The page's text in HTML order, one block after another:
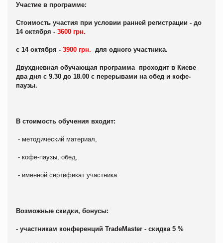
Участие в программе:
Стоимость участия при условии ранней регистрации - до
14 октября - 3600 грн.
с 14 октября - 3900 грн. для одного участника.
Двухдневная обучающая программа проходит в Киеве
два дня с 9.30 до 18.00 с перерывами на обед и кофе-
паузы.
В стоимость обучения входит:
- методический материал,
- кофе-паузы, обед,
- именной сертификат участника.
Возможные скидки, бонусы:
- участникам конференций TradeMaster - скидка 5 %